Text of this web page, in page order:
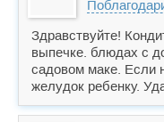
Здравствуйте!
выпечке. блюдах с
садовом маке. Если
желудок ребенку.